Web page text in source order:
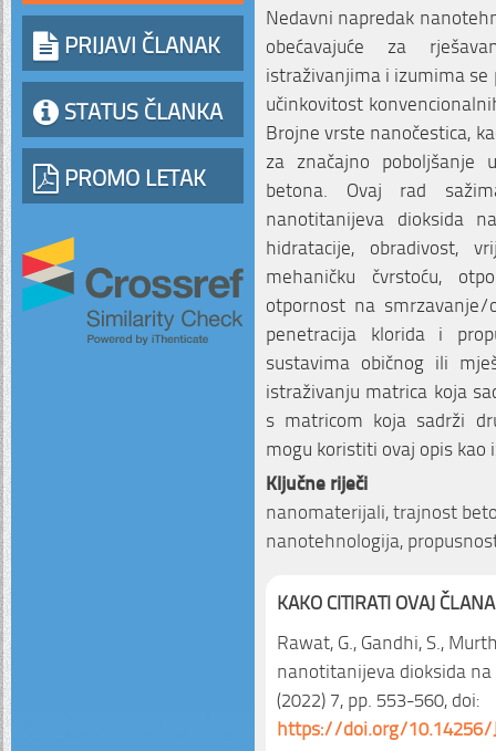
PRIJAVI ČLANAK
STATUS ČLANKA
PROMO LETAK
Nedavni napredak
obećavajuće za
istraživanjima i izumima
učinkovitost
Brojne vrste nanočestica,
za značajno poboljšanje
betona. Ovaj rad
nanotitanijeva dioksida
hidratacije, obradivost,
mehaničku čvrstoću,
otpornost na smrzavanje/
penetracija klorida i
sustavima običnog ili
istraživanju matrica koja
s matricom koja sadrži
mogu koristiti ovaj opis kao
Ključne riječi
nanomaterijali, trajnost
nanotehnologija,
KAKO CITIRATI OVAJ
Rawat, G., Gandhi, S.,
nanotitanijeva dioksida
(2022) 7, pp. 553-560, doi:
https://doi.org/10.14256/